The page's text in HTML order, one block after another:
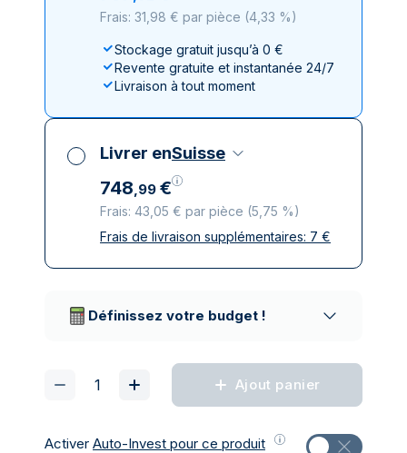
Frais: 31,98 € par pièce (4,33 %)
Stockage gratuit jusqu’à 0 €
Revente gratuite et instantanée 24/7
Livraison à tout moment
Livrer enSuisse
748,99 €
Frais: 43,05 € par pièce (5,75 %)
Toutes taxes comprises
Frais de livraison supplémentaires: 7 €
Définissez votre budget !
Ajout panier
Activer Auto-Invest pour ce produit